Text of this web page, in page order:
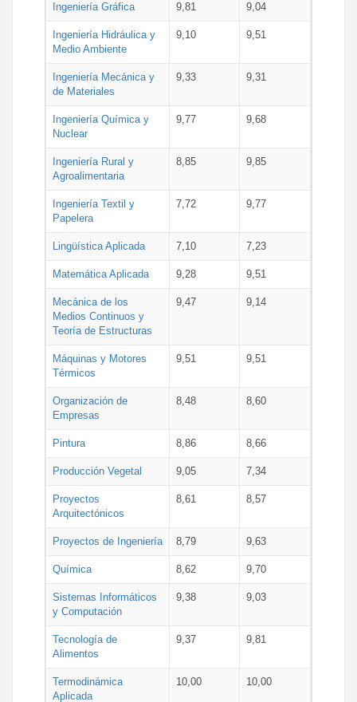
Ingeniería Gráfica 9,81 9,04
Ingeniería Hidráulica y
Medio Ambiente
9,10 9,51
Ingeniería Mecánica y
de Materiales
9,33 9,31
Ingeniería Química y
Nuclear
9,77 9,68
Ingeniería Rural y
Agroalimentaria
8,85 9,85
Ingeniería Textil y
Papelera
7,72 9,77
Lingüística Aplicada 7,10 7,23
Matemática Aplicada 9,28 9,51
Mecánica de los
Medios Continuos y
Teoría de Estructuras
9,47 9,14
Máquinas y Motores
Térmicos
9,51 9,51
Organización de
Empresas
8,48 8,60
Pintura 8,86 8,66
Producción Vegetal 9,05 7,34
Proyectos
Arquitectónicos
8,61 8,57
Proyectos de Ingeniería 8,79 9,63
Química 8,62 9,70
Sistemas Informáticos
y Computación
9,38 9,03
Tecnología de
Alimentos
9,37 9,81
Termodinámica
Aplicada
10,00 10,00